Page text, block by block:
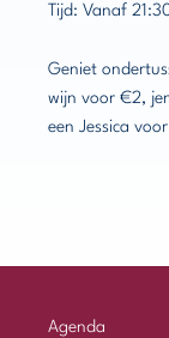
Tijd: Vanaf
Geniet
wijn voor €2,
een Jessica
Agenda